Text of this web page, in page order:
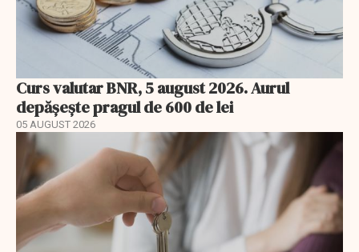
Curs valutar BNR, 5 august 2026. Aurul
depășește pragul de 600 de lei
05 AUGUST 2026